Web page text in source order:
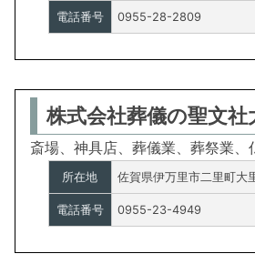
電話番号 0955-28-2809
株式会社葬儀の聖文社
斎場、神具店、葬儀業、葬祭業、
所在地 佐賀県伊万里市二里町大
電話番号 0955-23-4949